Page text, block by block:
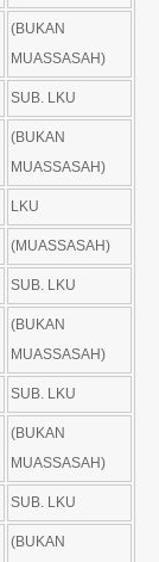
(BUKAN
MUASSASAH)
SUB. LKU
(BUKAN
MUASSASAH)
LKU
(MUASSASAH)
SUB. LKU
(BUKAN
MUASSASAH)
SUB. LKU
(BUKAN
MUASSASAH)
SUB. LKU
(BUKAN